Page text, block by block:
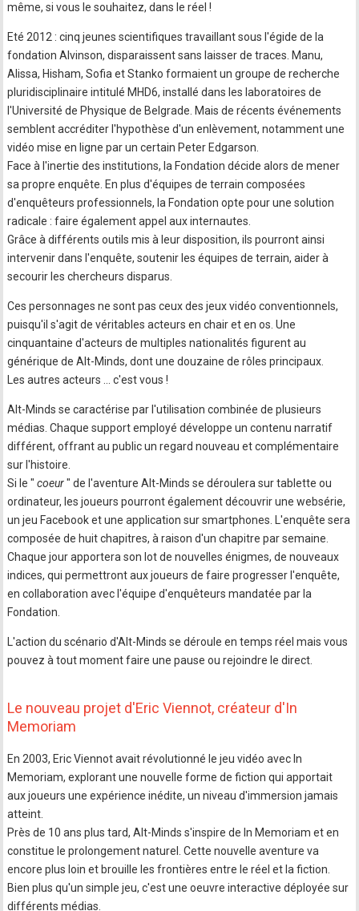
même, si vous le souhaitez, dans le réel !
Eté 2012 : cinq jeunes scientifiques travaillant sous l'égide de la
fondation Alvinson, disparaissent sans laisser de traces. Manu,
Alissa, Hisham, Sofia et Stanko formaient un groupe de recherche
pluridisciplinaire intitulé MHD6, installé dans les laboratoires de
l'Université de Physique de Belgrade. Mais de récents événements
semblent accréditer l'hypothèse d'un enlèvement, notamment une
vidéo mise en ligne par un certain Peter Edgarson.
Face à l'inertie des institutions, la Fondation décide alors de mener
sa propre enquête. En plus d'équipes de terrain composées
d'enquêteurs professionnels, la Fondation opte pour une solution
radicale : faire également appel aux internautes.
Grâce à différents outils mis à leur disposition, ils pourront ainsi
intervenir dans l'enquête, soutenir les équipes de terrain, aider à
secourir les chercheurs disparus.
Ces personnages ne sont pas ceux des jeux vidéo conventionnels,
puisqu'il s'agit de véritables acteurs en chair et en os. Une
cinquantaine d'acteurs de multiples nationalités figurent au
générique de Alt-Minds, dont une douzaine de rôles principaux.
Les autres acteurs … c'est vous !
Alt-Minds se caractérise par l'utilisation combinée de plusieurs
médias. Chaque support employé développe un contenu narratif
différent, offrant au public un regard nouveau et complémentaire
sur l'histoire.
Si le " coeur" de l'aventure Alt-Minds se déroulera sur tablette ou
ordinateur, les joueurs pourront également découvrir une websérie,
un jeu Facebook et une application sur smartphones. L'enquête sera
composée de huit chapitres, à raison d'un chapitre par semaine.
Chaque jour apportera son lot de nouvelles énigmes, de nouveaux
indices, qui permettront aux joueurs de faire progresser l'enquête,
en collaboration avec l'équipe d'enquêteurs mandatée par la
Fondation.
L'action du scénario d'Alt-Minds se déroule en temps réel mais vous
pouvez à tout moment faire une pause ou rejoindre le direct.
Le nouveau projet d'Eric Viennot, créateur d'In
Memoriam
En 2003, Eric Viennot avait révolutionné le jeu vidéo avec In
Memoriam, explorant une nouvelle forme de fiction qui apportait
aux joueurs une expérience inédite, un niveau d'immersion jamais
atteint.
Près de 10 ans plus tard, Alt-Minds s'inspire de In Memoriam et en
constitue le prolongement naturel. Cette nouvelle aventure va
encore plus loin et brouille les frontières entre le réel et la fiction.
Bien plus qu'un simple jeu, c'est une oeuvre interactive déployée sur
différents médias.